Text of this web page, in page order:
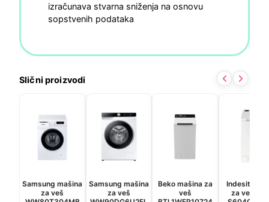
izračunava stvarna sniženja na osnovu
sopstvenih podataka
Slični proizvodi
Samsung mašina
za veš
Samsung mašina
za veš
Beko mašina za
veš
Indesit
za veš